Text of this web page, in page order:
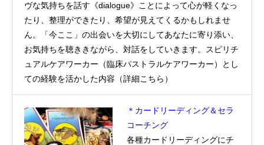
ヴな気持ちを話す《dialogue》ことによって心が軽くなっ
たり、整理ができたり、希望が見えてくるかもしれませ
ん。「今ここ」の出会いを大切にしてあなたに寄り添い、
お気持ちを聴ききながら、対話をしていきます。
スピリチ
ュアルケアワーカー （臨床パストラルケアワーカー）とし
ての経験を活かした内容（詳細こちら ）
＊カードリーディング＆セラ
コーチング
各種カードリーディングにチ